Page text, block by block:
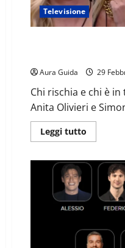
Televisione
Aura Guida 29
Chi rischia e chi è
Anita Olivieri e
Leggi tutto